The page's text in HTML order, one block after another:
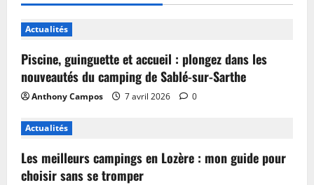
Actualités
Piscine, guinguette et accueil : plongez dans les
nouveautés du camping de Sablé-sur-Sarthe
Anthony Campos 7 avril 2026 0
Actualités
Les meilleurs campings en Lozère : mon guide pour
choisir sans se tromper